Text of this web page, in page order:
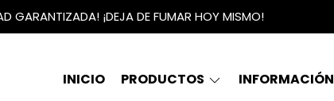
GARANTIZADA! ¡DEJA DE FUMAR HOY MISMO!
INICIO PRODUCTOS INFORMACIÓN